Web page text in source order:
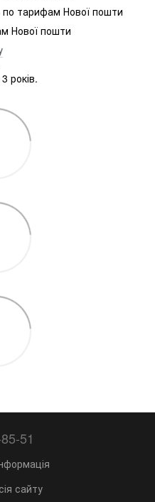
тарифам Нової пошти
Нової пошти
років.
51
сайту